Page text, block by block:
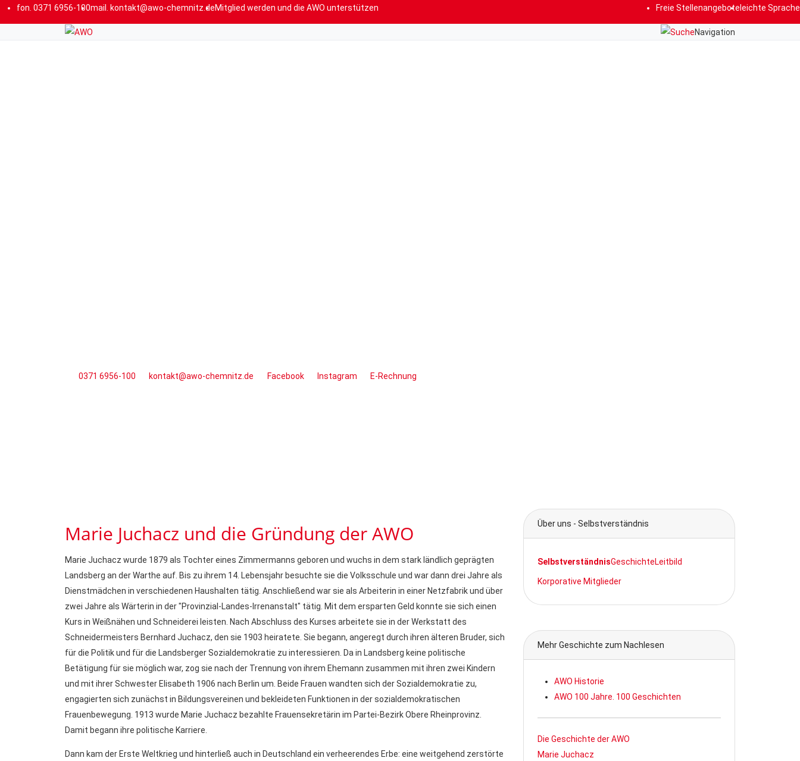
fon. 0371 6956-100mail. kontakt@awo-chemnitz.deMitglied werden und die AWO unterstützen Freie Stellenangebote leichte Sprache
Navigation
0371 6956-100 kontakt@awo-chemnitz.de Facebook Instagram E-Rechnung
Marie Juchacz und die Gründung der AWO
Marie Juchacz wurde 1879 als Tochter eines Zimmermanns geboren und wuchs in dem stark ländlich geprägten
Landsberg an der Warthe auf. Bis zu ihrem 14. Lebensjahr besuchte sie die Volksschule und war dann drei Jahre als
Dienstmädchen in verschiedenen Haushalten tätig. Anschließend war sie als Arbeiterin in einer Netzfabrik und über
zwei Jahre als Wärterin in der "Provinzial-Landes-Irrenanstalt" tätig. Mit dem ersparten Geld konnte sie sich einen
Kurs in Weißnähen und Schneiderei leisten. Nach Abschluss des Kurses arbeitete sie in der Werkstatt des
Schneidermeisters Bernhard Juchacz, den sie 1903 heiratete. Sie begann, angeregt durch ihren älteren Bruder, sich
für die Politik und für die Landsberger Sozialdemokratie zu interessieren. Da in Landsberg keine politische
Betätigung für sie möglich war, zog sie nach der Trennung von ihrem Ehemann zusammen mit ihren zwei Kindern
und mit ihrer Schwester Elisabeth 1906 nach Berlin um. Beide Frauen wandten sich der Sozialdemokratie zu,
engagierten sich zunächst in Bildungsvereinen und bekleideten Funktionen in der sozialdemokratischen
Frauenbewegung. 1913 wurde Marie Juchacz bezahlte Frauensekretärin im Partei-Bezirk Obere Rheinprovinz.
Damit begann ihre politische Karriere.
Dann kam der Erste Weltkrieg und hinterließ auch in Deutschland ein verheerendes Erbe: eine weitgehend zerstörte
Über uns - Selbstverständnis
SelbstverständnisGeschichteLeitbild
Korporative Mitglieder
Mehr Geschichte zum Nachlesen
AWO Historie
AWO 100 Jahre. 100 Geschichten
Die Geschichte der AWO
Marie Juchacz